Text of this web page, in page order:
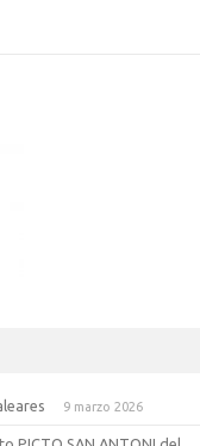
9 marzo 2026